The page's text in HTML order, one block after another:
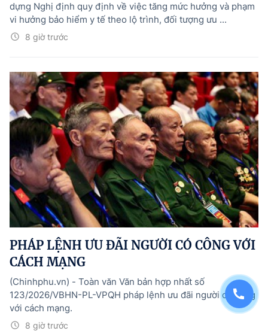
8 giờ trước
dựng Nghị định quy định về việc tăng mức hưởng và phạm
vi hưởng bảo hiểm y tế theo lộ trình, đối tượng ưu ...
PHÁP LỆNH ƯU ĐÃI NGƯỜI CÓ CÔNG VỚI
CÁCH MẠNG
8 giờ trước
(Chinhphu.vn) - Toàn văn Văn bản hợp nhất số
123/2026/VBHN-PL-VPQH pháp lệnh ưu đãi người có công
với cách mạng.